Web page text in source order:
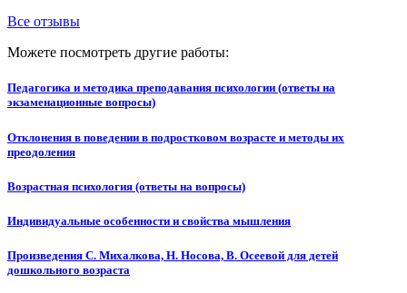
Все отзывы
Можете посмотреть другие работы:
Педагогика и методика преподавания психологии (ответы на
экзаменационные вопросы)
Отклонения в поведении в подростковом возрасте и методы их
преодоления
Возрастная психология (ответы на вопросы)
Индивидуальные особенности и свойства мышления
Произведения С. Михалкова, Н. Носова, В. Осеевой для детей
дошкольного возраста